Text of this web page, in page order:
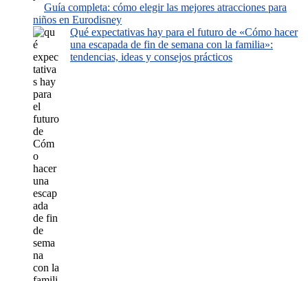
Guía completa: cómo elegir las mejores atracciones para
niños en Eurodisney
Qué expectativas hay para el futuro de «Cómo hacer
una escapada de fin de semana con la familia»:
tendencias, ideas y consejos prácticos